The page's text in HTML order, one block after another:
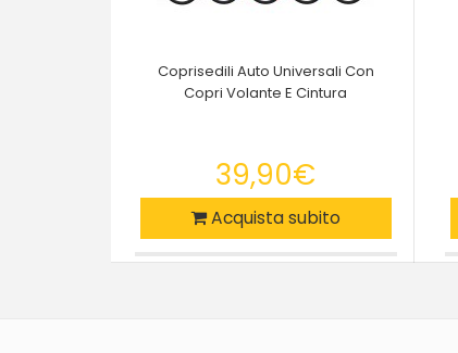
Coprisedili Auto Universali Con
Copri Volante E Cintura
39,90€
Acquista subito